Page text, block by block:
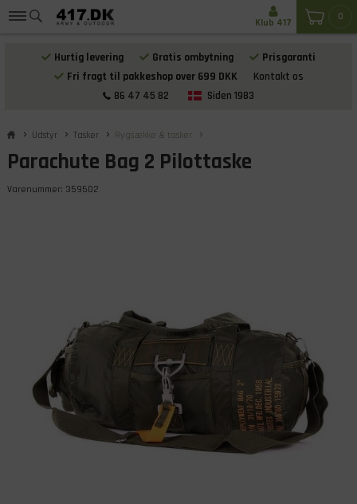
Hurtig levering Gratis ombytning
Prisgaranti
Fri fragt til pakkeshop over 699 DKK
Kontakt os
86 47 45 82
Siden 1983
0
Klub 417
Udstyr Tasker Rygsække & tasker
Parachute Bag 2 Pilottaske
Varenummer: 359502